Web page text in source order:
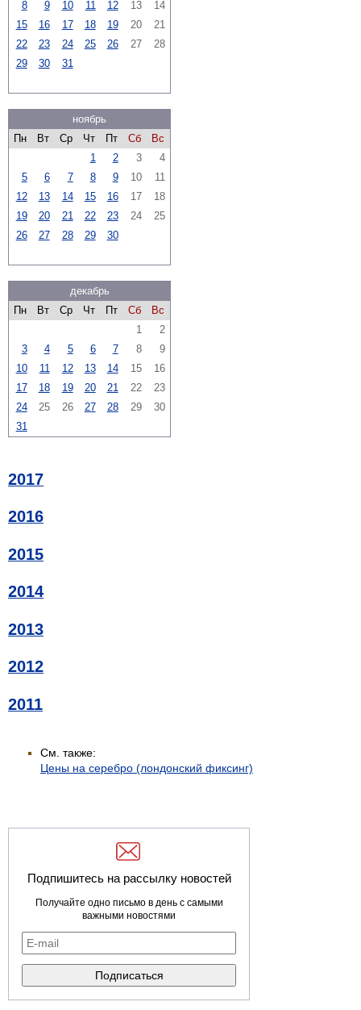
8 9 10 11 12 13
14
15
16 17 18 19 20
21
22
23 24 25 26 27
28
29
30 31
ноябрь
Пн
Вт Ср Чт Пт Сб
Вс
1
2 3
4
5
6 7 8 9 10
11
12
13 14 15 16 17
18
19
20 21 22 23 24
25
26
27 28 29 30
декабрь
Пн
Вт Ср Чт Пт Сб
Вс
1
2
3
4 5 6 7 8
9
10
11 12 13 14 15
16
17
18 19 20 21 22
23
24
25 26 27 28 29
30
31
2017
2016
2015
2014
2013
2012
2011
См. также:
Цены на серебро (лондонский фиксинг)
Подпишитесь на рассылку новостей
Получайте одно письмо в день с самыми
важными новостями